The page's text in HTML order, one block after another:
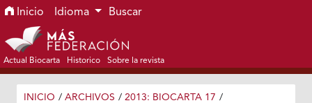
Ir al menú de navegación principal
Ir al contenido principal
Ir al pie de página del sitio
Inicio Idioma Buscar
Actual Biocarta Historico Sobre la revista
INICIO / ARCHIVOS / 2013: BIOCARTA 17 /